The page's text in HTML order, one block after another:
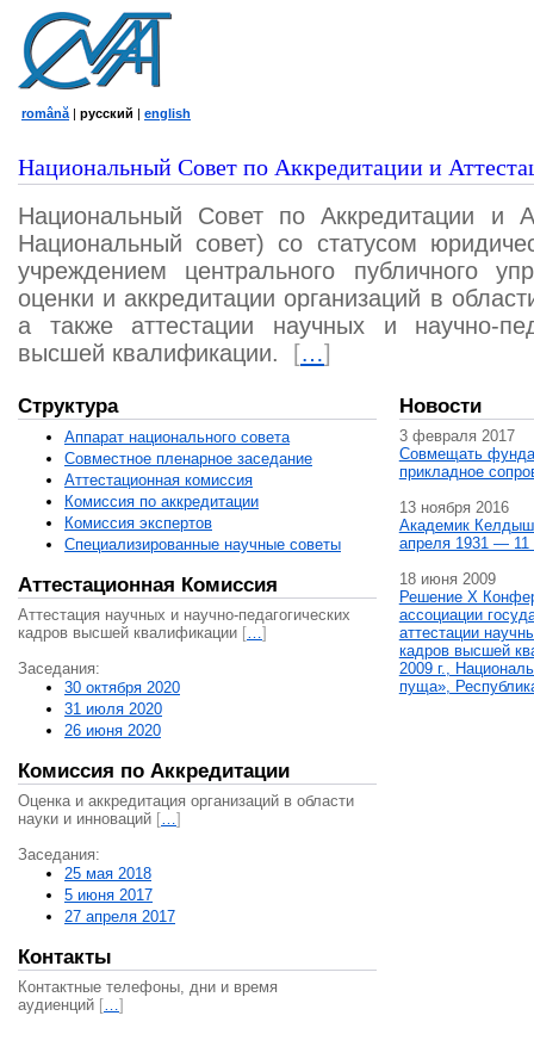
română | русский | english
Национальный Совет по Аккредитации и
Национальный Совет по Аккредитации и
Национальный совет) со статусом
учреждением центрального публичного
оценки и аккредитации организаций в
а также аттестации научных и научно-
высшей квалификации.
[…]
Структура
Аппарат национального совета
Совместное пленарное заседание
Аттестационная комисcия
Комиссия по аккредитации
Комиссия экспертов
Специализированные научные советы
Аттестационная Комиссия
Аттестация научных и научно-педагогических
кадров высшей квалификации […]
Заседания:
30 октября 2020
31 июля 2020
26 июня 2020
Комиссия по Аккредитации
Оценка и аккредитация организаций в области
науки и инноваций […]
Заседания:
25 мая 2018
5 июня 2017
27 апреля 2017
Контакты
Контактные телефоны, дни и время
аудиенций […]
Новости
3 февраля 2017
Совмещать
прикладное
13 ноября 2016
Академик
апреля 1931 — 11
18 июня 2009
Решение X
ассоциации
аттестации
кадров высшей
2009 г.,
пуща»,